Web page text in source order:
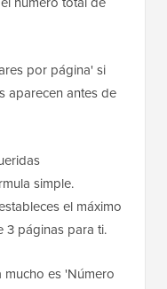
por página' si
aparecen antes de
simple.
el máximo
3 páginas para ti.
es 'Número